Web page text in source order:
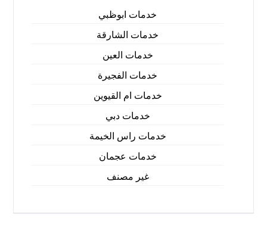
خدمات ابوظبي
خدمات الشارقة
خدمات العين
خدمات الفجيرة
خدمات ام القيوين
خدمات دبي
خدمات راس الخيمة
خدمات عجمان
غير مصنف